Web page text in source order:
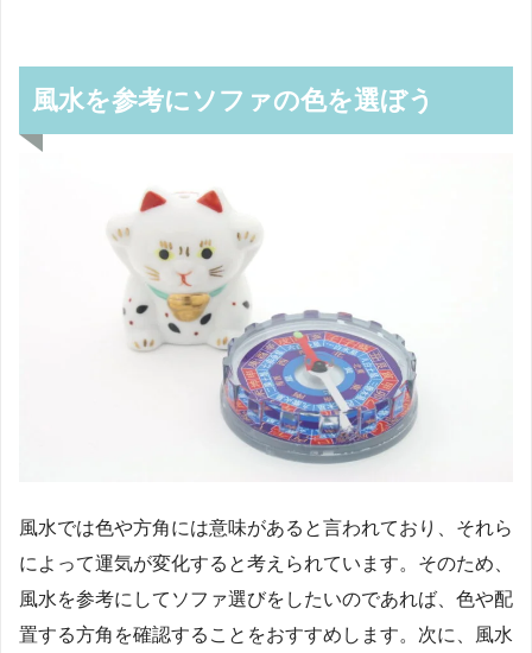
風水を参考にソファの色を選ぼう
風水では色や方角には意味があると言われており、それら
によって運気が変化すると考えられています。そのため、
風水を参考にしてソファ選びをしたいのであれば、色や配
置する方角を確認することをおすすめします。次に、風水